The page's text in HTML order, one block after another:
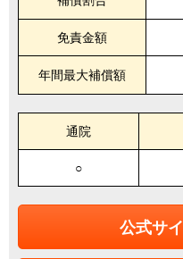
免責金額
年間最大補償額
通院
○
公式サ